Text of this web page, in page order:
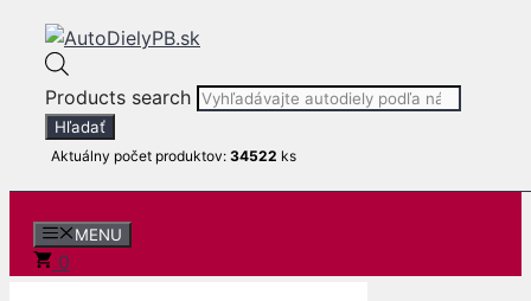
Preskočiť na obsah
Products search
Hľadať
Aktuálny počet produktov: 34522 ks
MENU
0